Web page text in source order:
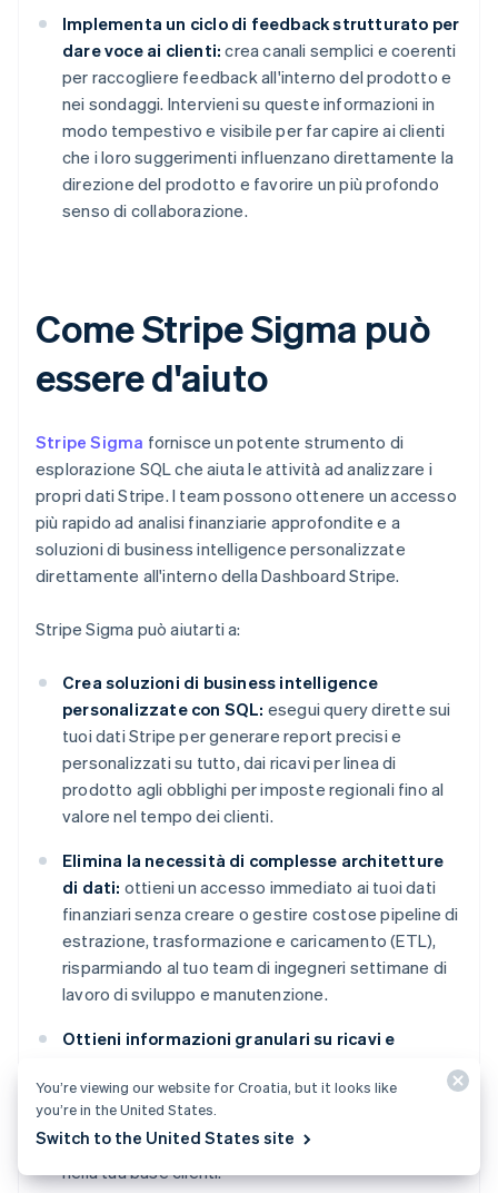
Implementa un ciclo di feedback strutturato per
dare voce ai clienti: crea canali semplici e coerenti
per raccogliere feedback all'interno del prodotto e
nei sondaggi. Intervieni su queste informazioni in
modo tempestivo e visibile per far capire ai clienti
che i loro suggerimenti influenzano direttamente la
direzione del prodotto e favorire un più profondo
senso di collaborazione.
Come Stripe Sigma può
essere d'aiuto
Stripe Sigma fornisce un potente strumento di
esplorazione SQL che aiuta le attività ad analizzare i
propri dati Stripe. I team possono ottenere un accesso
più rapido ad analisi finanziarie approfondite e a
soluzioni di business intelligence personalizzate
direttamente all'interno della Dashboard Stripe.
Stripe Sigma può aiutarti a:
Crea soluzioni di business intelligence
personalizzate con SQL: esegui query dirette sui
tuoi dati Stripe per generare report precisi e
personalizzati su tutto, dai ricavi per linea di
prodotto agli obblighi per imposte regionali fino al
valore nel tempo dei clienti.
Elimina la necessità di complesse architetture
di dati: ottieni un accesso immediato ai tuoi dati
finanziari senza creare o gestire costose pipeline di
estrazione, trasformazione e caricamento (ETL),
risparmiando al tuo team di ingegneri settimane di
lavoro di sviluppo e manutenzione.
Ottieni informazioni granulari su ricavi e
come i tassi NRR, NDR e le prestazioni di coorte per
identificare le opportunità di crescita e individuare
con precisione dove gestire i rischi di abbandono
nella tua base clienti.
You’re viewing our website for Croatia, but it looks like
you’re in the United States.
Switch to the United States site